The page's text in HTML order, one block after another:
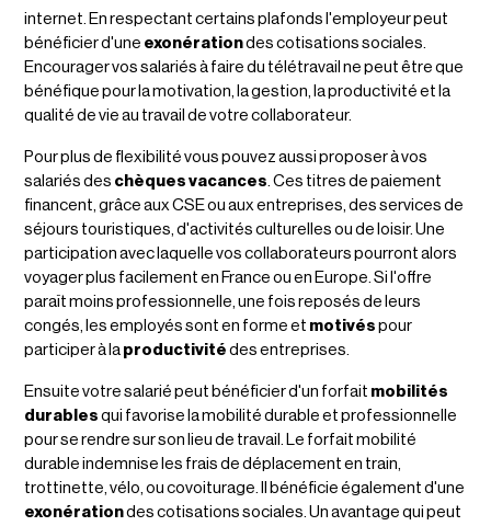
internet. En respectant certains plafonds l'employeur peut
bénéficier d'une exonérationdes cotisations sociales.
Encourager vos salariés à faire du télétravail ne peut être que
bénéfique pour la motivation, la gestion, la productivité et la
qualité de vie au travail de votre collaborateur.
Pour plus de flexibilité vous pouvez aussi proposer à vos
salariés des chèques vacances . Ces titres de paiement
financent, grâce aux CSE ou aux entreprises, des services de
séjours touristiques, d'activités culturelles ou de loisir. Une
participation avec laquelle vos collaborateurs pourront alors
voyager plus facilement en France ou en Europe. Si l'offre
paraît moins professionnelle, une fois reposés de leurs
congés, les employés sont en forme et motivés pour
participer à la productivité des entreprises.
Ensuite votre salarié peut bénéficier d'un forfait mobilités
durables qui favorise la mobilité durable et professionnelle
pour se rendre sur son lieu de travail. Le forfait mobilité
durable indemnise les frais de déplacement en train,
trottinette, vélo, ou covoiturage. Il bénéficie également d'une
exonérationdes cotisations sociales. Un avantage qui peut